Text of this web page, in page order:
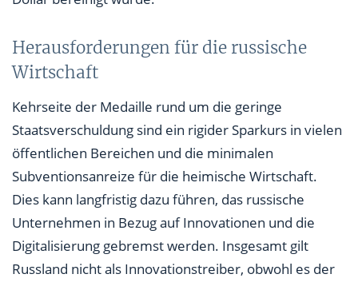
Herausforderungen für die russische
Wirtschaft
Kehrseite der Medaille rund um die geringe
Staatsverschuldung sind ein rigider Sparkurs in vielen
öffentlichen Bereichen und die minimalen
Subventionsanreize für die heimische Wirtschaft.
Dies kann langfristig dazu führen, das russische
Unternehmen in Bezug auf Innovationen und die
Digitalisierung gebremst werden. Insgesamt gilt
Russland nicht als Innovationstreiber, obwohl es der